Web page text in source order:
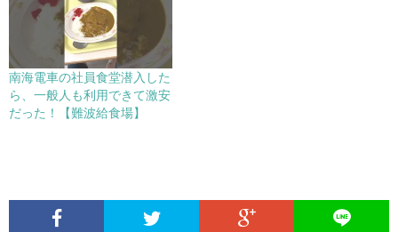
南海電車の社員食堂潜入した
ら、一般人も利用できて激安
だった！【難波給食場】